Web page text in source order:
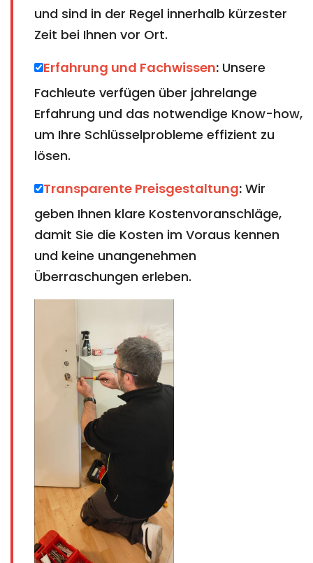
und sind in der Regel innerhalb kürzester
Zeit bei Ihnen vor Ort.
Erfahrung und Fachwissen: Unsere
Fachleute verfügen über jahrelange
Erfahrung und das notwendige Know-how,
um Ihre Schlüsselprobleme effizient zu
lösen.
Transparente Preisgestaltung: Wir
geben Ihnen klare Kostenvoranschläge,
damit Sie die Kosten im Voraus kennen
und keine unangenehmen
Überraschungen erleben.